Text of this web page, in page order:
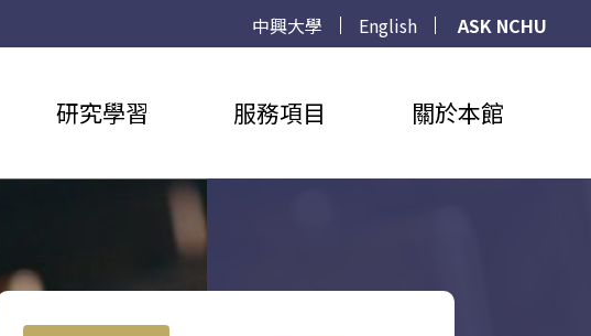
中興大學 English
ASK NCHU
研究學習 服務項目 關於本館